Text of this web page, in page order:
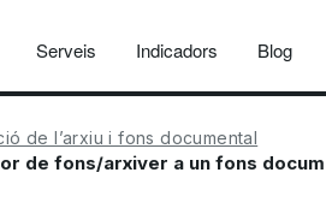
Serveis Indicadors Blog
de l’arxiu i fons documental
de fons/arxiver a un fons